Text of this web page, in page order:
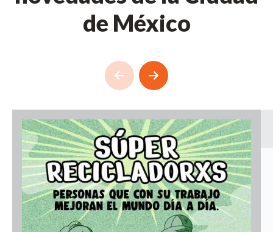
de México